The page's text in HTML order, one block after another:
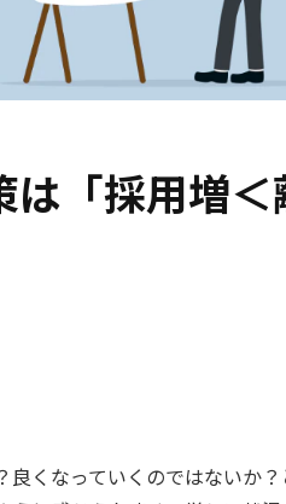
は「採用増＜
くなっていくのではないか